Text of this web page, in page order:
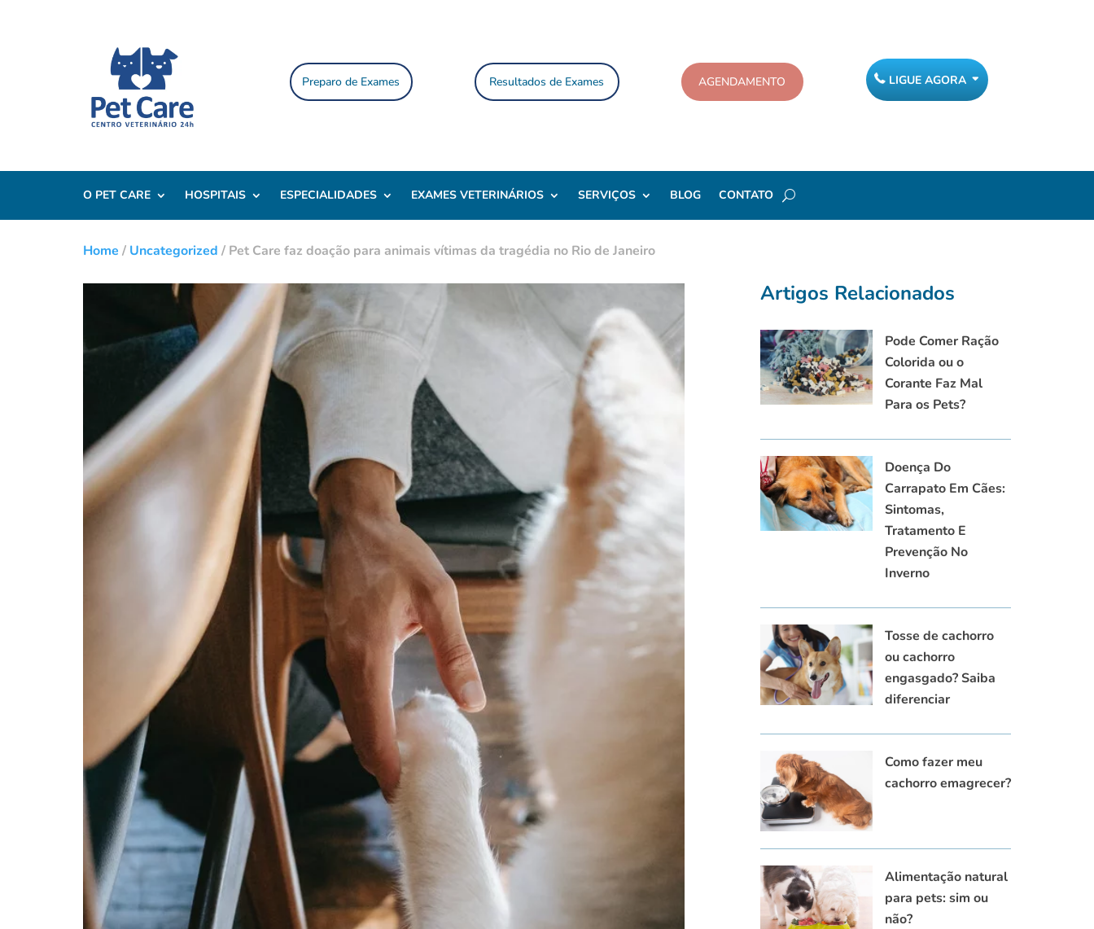
Preparo de Exames Resultados de Exames AGENDAMENTO LIGUE AGORA
O PET CARE HOSPITAIS ESPECIALIDADES EXAMES VETERINÁRIOS SERVIÇOS BLOG CONTATO
Home / Uncategorized / Pet Care faz doação para animais vítimas da tragédia no Rio de Janeiro
Artigos Relacionados
Pode Comer Ração
Colorida ou o
Corante Faz Mal
Para os Pets?
Doença Do
Carrapato Em Cães:
Sintomas,
Tratamento E
Prevenção No
Inverno
Tosse de cachorro
ou cachorro
engasgado? Saiba
diferenciar
Como fazer meu
cachorro emagrecer?
Alimentação natural
para pets: sim ou
não?